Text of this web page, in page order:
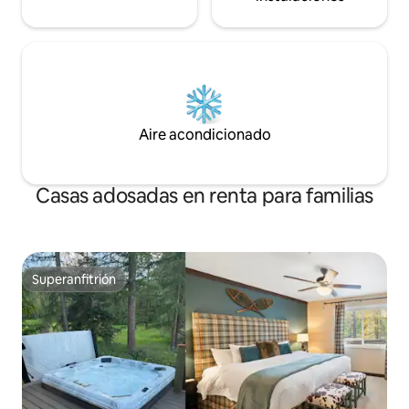
Aire acondicionado
Casas adosadas en renta para familias
Superanfitrión
Superanfitrión